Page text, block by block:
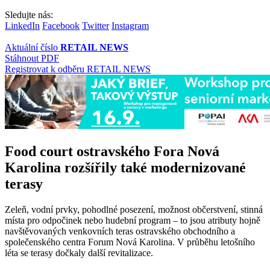
Sledujte nás:
LinkedIn Facebook Twitter Instagram
Aktuální číslo RETAIL NEWS
Stáhnout PDF
Registrovat k odběru RETAIL NEWS
Food court ostravského Fora Nová
Karolina rozšířily také modernizované
terasy
Zeleň, vodní prvky, pohodlné posezení, možnost občerstvení, stinná
místa pro odpočinek nebo hudební program – to jsou atributy hojně
navštěvovaných venkovních teras ostravského obchodního a
společenského centra Forum Nová Karolina. V průběhu letošního
léta se terasy dočkaly další revitalizace.